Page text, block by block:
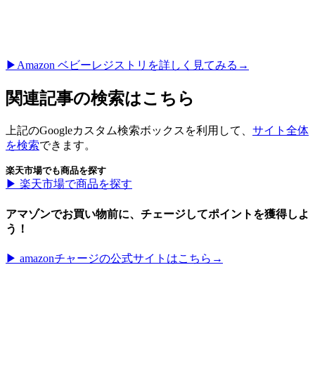
▶︎Amazon ベビーレジストリを詳しく見てみる→
関連記事の検索はこちら
上記のGoogleカスタム検索ボックスを利用して、 サイト全体
を検索できます。
楽天市場でも商品を探す
▶︎ 楽天市場で商品を探す
アマゾンでお買い物前に、チェージしてポイントを獲得しよ
う！
▶︎ amazonチャージの公式サイトはこちら→